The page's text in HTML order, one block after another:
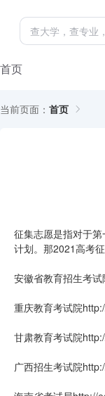
首页
当前页面： 首页
征集志愿是指对于
计划。那2021高考
安徽省教育招生考
重庆教育考试院
甘肃教育考试院
广西招生考试院